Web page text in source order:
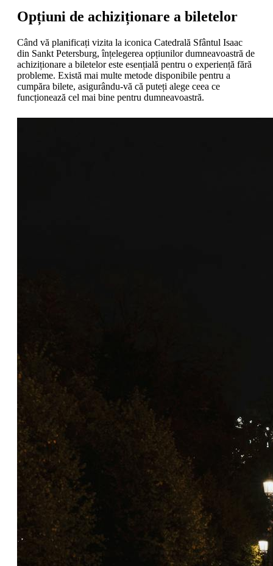
Opțiuni de achiziționare a biletelor
Când vă planificați vizita la iconica Catedrală Sfântul Isaac
din Sankt Petersburg, înțelegerea opțiunilor dumneavoastră de
achiziționare a biletelor este esențială pentru o experiență fără
probleme. Există mai multe metode disponibile pentru a
cumpăra bilete, asigurându-vă că puteți alege ceea ce
funcționează cel mai bine pentru dumneavoastră.